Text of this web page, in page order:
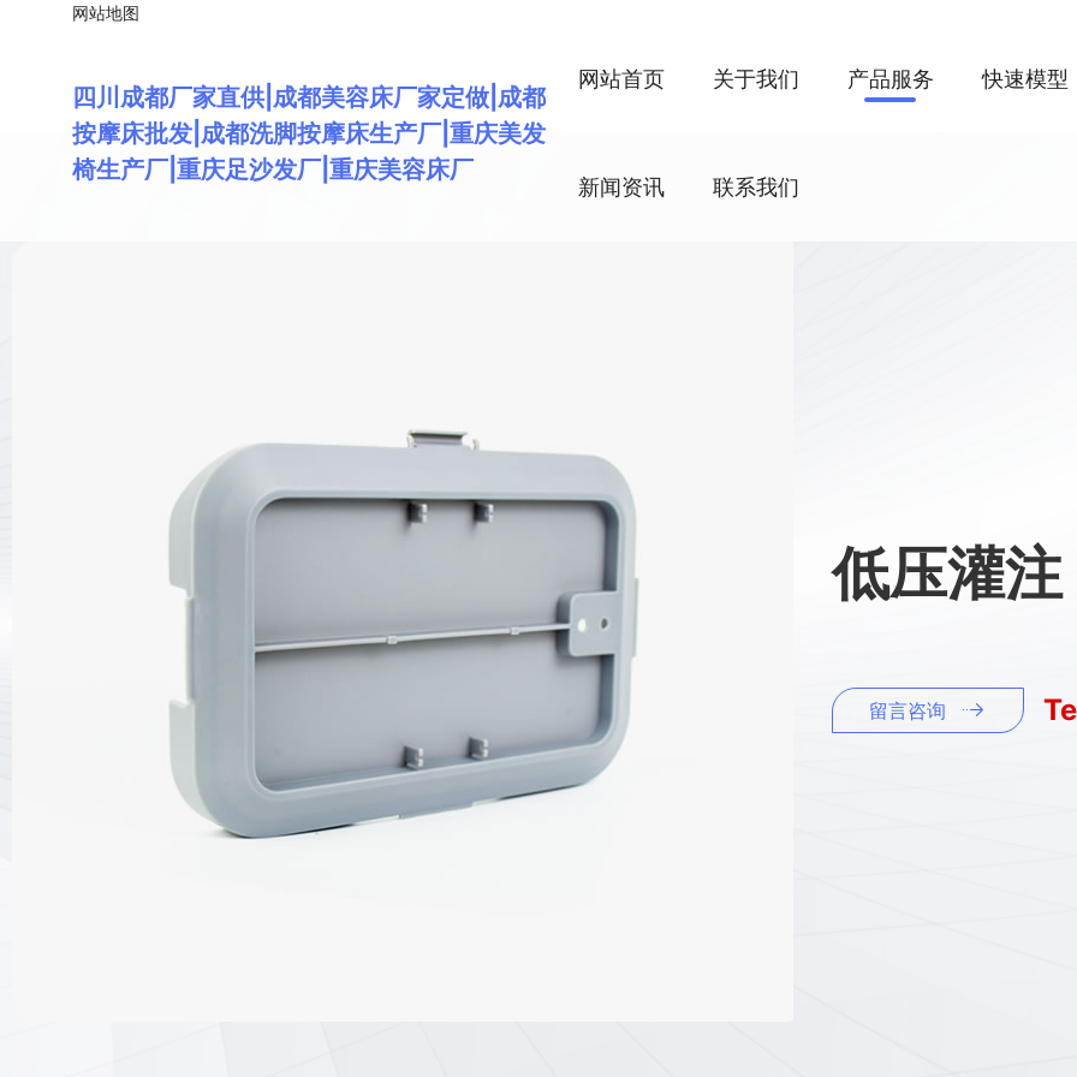
网站地图
四川成都厂家直供|成都美容床厂家定做|成都
按摩床批发|成都洗脚按摩床生产厂|重庆美发
椅生产厂|重庆足沙发厂|重庆美容床厂
网站首页 关于我们 产品服务 快速模型
新闻资讯 联系我们
低压灌注
留言咨询